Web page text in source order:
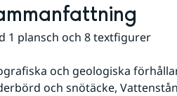
1 plansch och 8 textfigurer
och geologiska
och snötäcke,